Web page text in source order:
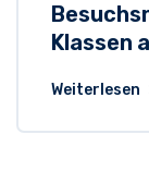
Klassen
Weiterlesen